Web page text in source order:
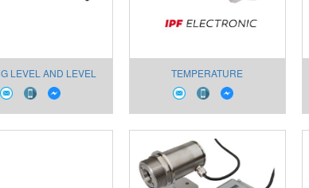
LEVEL AND LEVEL
FS906000
TEMPERATURE
MEASUREMENT YT98E171